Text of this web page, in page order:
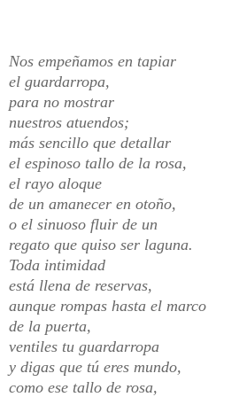
Nos empeñamos en tapiar
el guardarropa,
para no mostrar
nuestros atuendos;
más sencillo que detallar
el espinoso tallo de la rosa,
el rayo aloque
de un amanecer en otoño,
o el sinuoso fluir de un
regato que quiso ser laguna.
Toda intimidad
está llena de reservas,
aunque rompas hasta el marco
de la puerta,
ventiles tu guardarropa
y digas que tú eres mundo,
como ese tallo de rosa,